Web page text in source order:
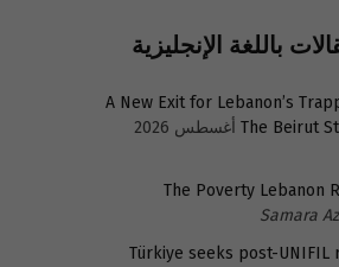
باللغة الإنجليزية
A New Exit for Lebanon’s
The Beirut
The Poverty Lebanon
Samara
Türkiye seeks post-UNIFIL